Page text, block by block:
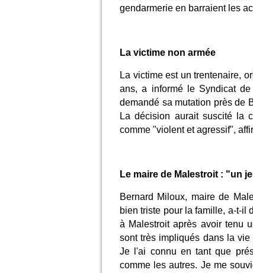
gendarmerie en barraient les
La victime non armée
La victime est un trentenaire,
ans, a informé le Syndicat
demandé sa mutation près de
La décision aurait suscité la
comme "violent et agressif",
Le maire de Malestroit : "un
Bernard Miloux, maire de
bien triste pour la famille, a-t-il
à Malestroit après avoir tenu
sont très impliqués dans la
Je l'ai connu en tant que
comme les autres. Je me